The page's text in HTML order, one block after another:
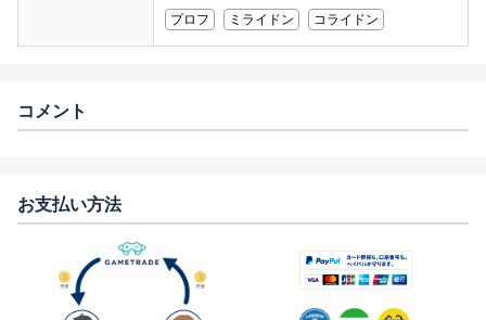
プロフ ミライドン コライドン
コメント
お支払い方法